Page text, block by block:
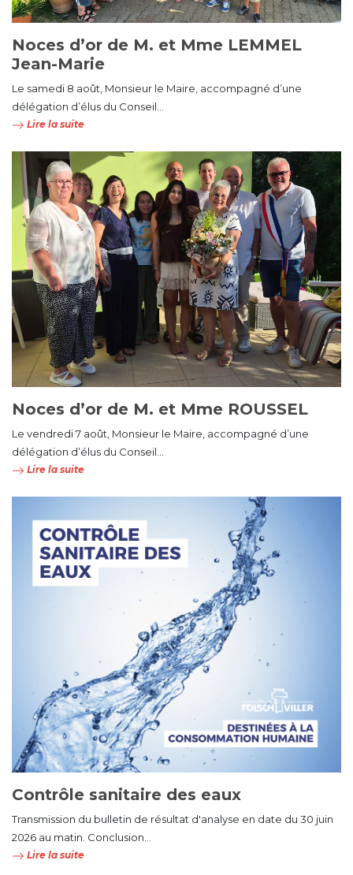
Noces d’or de M. et Mme LEMMEL
Jean-Marie
Le samedi 8 août, Monsieur le Maire, accompagné d’une
délégation d’élus du Conseil...
Lire la suite
Noces d’or de M. et Mme ROUSSEL
Le vendredi 7 août, Monsieur le Maire, accompagné d’une
délégation d’élus du Conseil...
Lire la suite
Contrôle sanitaire des eaux
Transmission du bulletin de résultat d'analyse en date du 30 juin
2026 au matin. Conclusion...
Lire la suite